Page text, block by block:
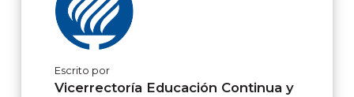
Escrito por
Vicerrectoría Educación Continua y